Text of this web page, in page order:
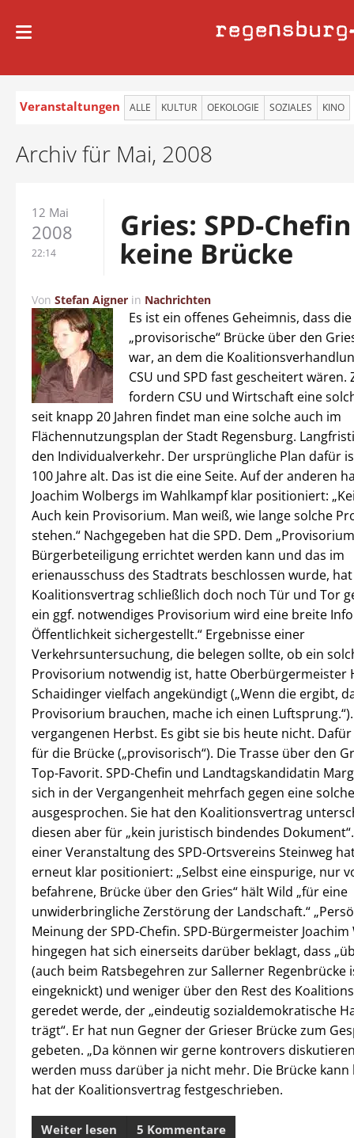
regensburg
Veranstaltungen ALLE KULTUR OEKOLOGIE SOZIALES KINO
Archiv für Mai, 2008
12 Mai
2008
22:14
Gries: SPD-
keine Brücke
Von Stefan Aigner in Nachrichten
Es ist ein offenes Geheimnis, dass die
„provisorische“ Brücke über den
war, an dem die
CSU und SPD fast gescheitert wären.
fordern CSU und Wirtschaft eine
seit knapp 20 Jahren findet man eine solche auch im
Flächennutzungsplan der Stadt Regensburg.
den Individualverkehr. Der ursprüngliche Plan dafür
100 Jahre alt. Das ist die eine Seite. Auf der anderen
Joachim Wolbergs im Wahlkampf klar positioniert:
Auch kein Provisorium. Man weiß, wie lange solche
stehen.“ Nachgegeben hat die SPD. Dem
Bürgerbeteiligung errichtet werden kann und das im
erienausschuss des Stadtrats beschlossen wurde,
Koalitionsvertrag schließlich doch noch Tür und Tor
ein ggf. notwendiges Provisorium wird eine breite
Öffentlichkeit sichergestellt.“ Ergebnisse einer
Verkehrsuntersuchung, die belegen sollte, ob ein
Provisorium notwendig ist, hatte Oberbürgermeister
Schaidinger vielfach angekündigt („Wenn die ergibt,
Provisorium brauchen, mache ich einen
vergangenen Herbst. Es gibt sie bis heute nicht.
für die Brücke („provisorisch“). Die Trasse über den
Top-Favorit. SPD-Chefin und Landtagskandidatin
sich in der Vergangenheit mehrfach gegen eine
ausgesprochen. Sie hat den Koalitionsvertrag
diesen aber für „kein juristisch bindendes
einer Veranstaltung des SPD-Ortsvereins Steinweg
erneut klar positioniert: „Selbst eine einspurige, nur
befahrene, Brücke über den Gries“ hält Wild „für eine
unwiderbringliche Zerstörung der Landschaft.“
Meinung der SPD-Chefin. SPD-Bürgermeister
hingegen hat sich einerseits darüber beklagt, dass
(auch beim Ratsbegehren zur Sallerner Regenbrücke
eingeknickt) und weniger über den Rest des
geredet werde, der „eindeutig sozialdemokratische
trägt“. Er hat nun Gegner der Grieser Brücke zum
gebeten. „Da können wir gerne kontrovers
werden muss darüber ja nicht mehr. Die Brücke kann
hat der Koalitionsvertrag festgeschrieben.
Weiter lesen 5 Kommentare